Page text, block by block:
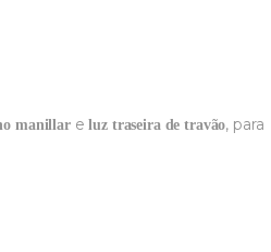
manillareluz traseira de travão, para